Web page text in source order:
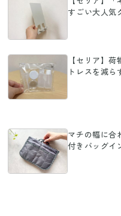
すごい大人気
【セリア】
トレスを減
マチの幅に合
付きバッグイ